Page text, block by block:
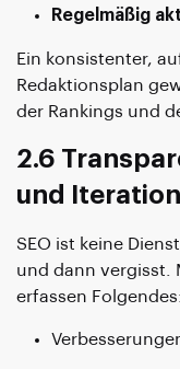
Regelmäßig
Ein konsistenter,
Redaktionsplan
der Rankings und
2.6
und Iteration
SEO ist keine
und dann vergisst.
erfassen